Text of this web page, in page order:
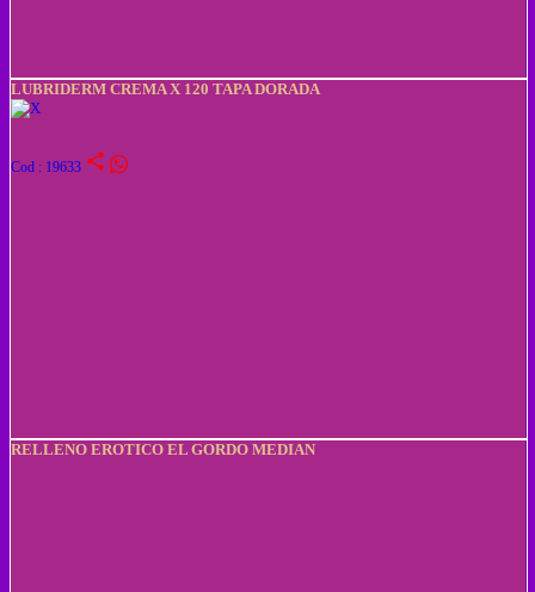
LUBRIDERM CREMA X 120 TAPA DORADA
Cod : 19633 share
RELLENO EROTICO EL GORDO MEDIAN